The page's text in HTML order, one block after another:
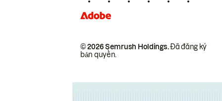
© 2026 Semrush Holdings.Đã đăng ký
bản quyền.